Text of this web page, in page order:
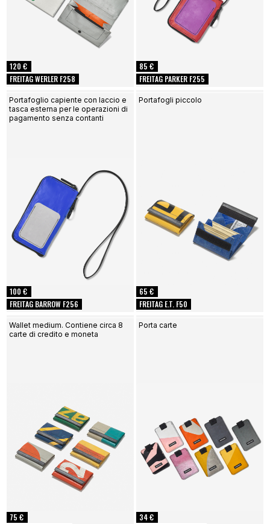
FREITAG WERLER F258
120 €
FREITAG PARKER F255
85 €
FREITAG BARROW F256
100 €
Portafoglio capiente con laccio e
tasca esterna per le operazioni di
pagamento senza contanti
FREITAG E.T. F50
65 €
Portafogli piccolo
75 €
Wallet medium. Contiene circa 8
carte di credito e moneta
34 €
Porta carte